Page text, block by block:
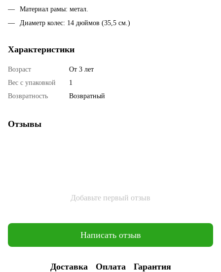
Материал рамы: метал.
Диаметр колес: 14 дюймов (35,5 см.)
Характеристики
Возраст
От 3 лет
Вес с упаковкой
1
Возвратность
Возвратный
Отзывы
Добавьте первый отзыв
Написать отзыв
Доставка Оплата Гарантия